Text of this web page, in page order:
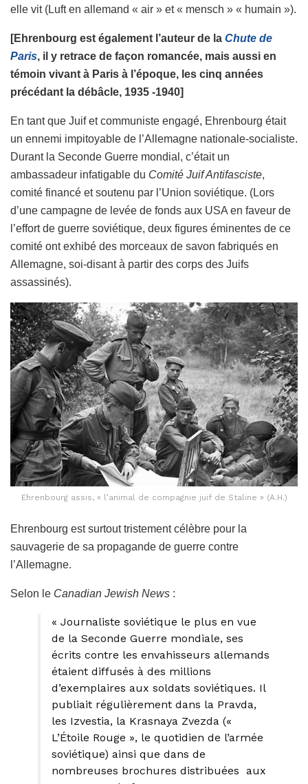
elle vit (Luft en allemand « air » et « mensch » « humain »).
[Ehrenbourg est également l’auteur de la Chute de
Paris, il y retrace de façon romancée, mais aussi en
témoin vivant à Paris à l’époque, les cinq années
précédant la débâcle, 1935 -1940]
En tant que Juif et communiste engagé, Ehrenbourg était
un ennemi impitoyable de l’Allemagne nationale-socialiste.
Durant la Seconde Guerre mondial, c’était un
ambassadeur infatigable du Comité Juif Antifasciste,
comité financé et soutenu par l’Union soviétique. (Lors
d’une campagne de levée de fonds aux USA en faveur de
l’effort de guerre soviétique, deux figures éminentes de ce
comité ont exhibé des morceaux de savon fabriqués en
Allemagne, soi-disant à partir des corps des Juifs
assassinés).
Ehrenbourg assis, « l’animal de compagnie juif de Staline » (A.H.)
Ehrenbourg est surtout tristement célèbre pour la
sauvagerie de sa propagande de guerre contre
l’Allemagne.
Selon le Canadian Jewish News :
« Journaliste soviétique le plus en vue
de la Seconde Guerre mondiale, ses
écrits contre les envahisseurs allemands
étaient diffusés à des millions
d’exemplaires aux soldats soviétiques. Il
publiait régulièrement dans la Pravda,
les Izvestia, la Krasnaya Zvezda («
L’Étoile Rouge », le quotidien de l’armée
soviétique) ainsi que dans de
nombreuses brochures distribuées aux